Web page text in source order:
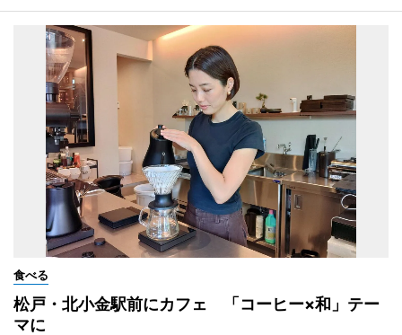
食べる
松戸・北小金駅前にカフェ 「コーヒー×和」テー
マに